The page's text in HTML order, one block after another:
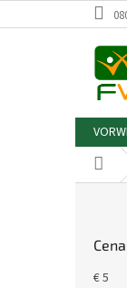
na
Cena
€5